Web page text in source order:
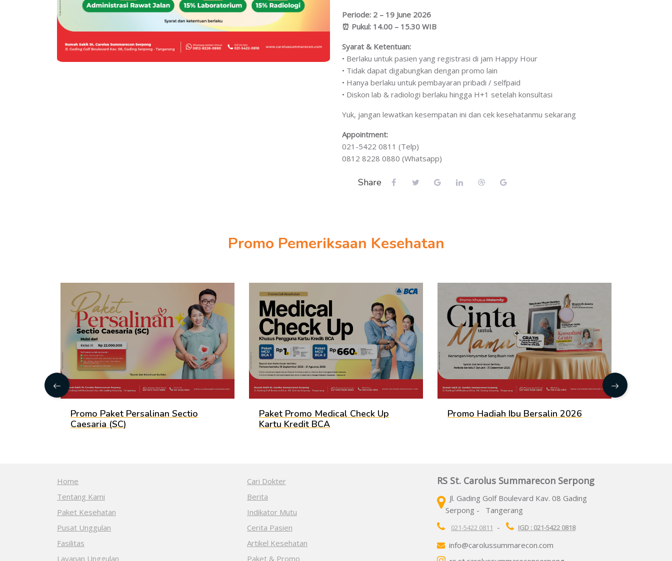
Periode: 2 – 19 June 2026
⏰ Pukul: 14.00 – 15.30 WIB
Syarat & Ketentuan:
• Berlaku untuk pasien yang registrasi di jam Happy Hour
• Tidak dapat digabungkan dengan promo lain
• Hanya berlaku untuk pembayaran pribadi / selfpaid
• Diskon lab & radiologi berlaku hingga H+1 setelah konsultasi
Yuk, jangan lewatkan kesempatan ini dan cek kesehatanmu sekarang
Appointment:
021-5422 0811 (Telp)
0812 8228 0880 (Whatsapp)
Share
Promo Pemeriksaan Kesehatan
Promo Paket Persalinan Sectio
Caesaria (SC)
Paket Promo Medical Check Up
Kartu Kredit BCA
Promo Hadiah Ibu Bersalin 2026
Home
Tentang Kami
Paket Kesehatan
Pusat Unggulan
Fasilitas
Layanan Unggulan
Cari Dokter
Berita
Indikator Mutu
Cerita Pasien
Artikel Kesehatan
Paket & Promo
RS St. Carolus Summarecon Serpong
Jl. Gading Golf Boulevard Kav. 08 Gading
Serpong - Tangerang
021-5422 0811 - IGD : 021-5422 0818
info@carolussummarecon.com